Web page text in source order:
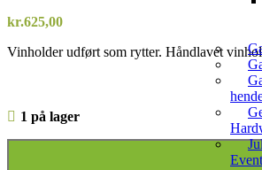
kr.625,00
Vinholder udført som rytter. Håndlavet
1 på lager